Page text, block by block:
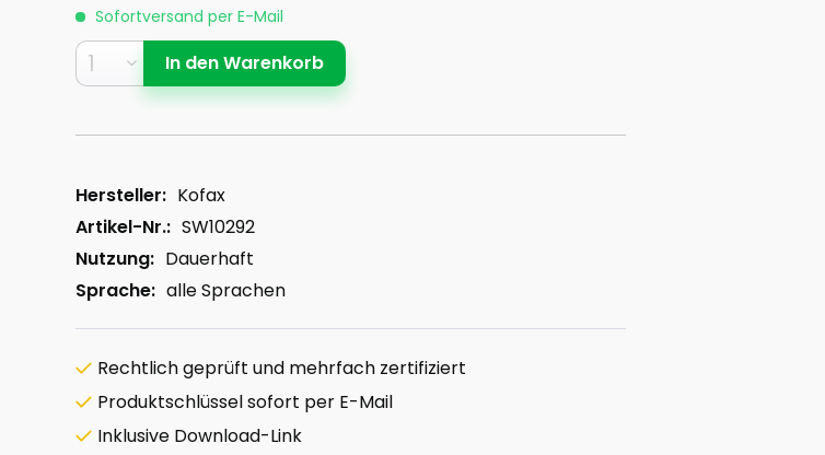
Sofortversand per E-Mail
In denWarenkorb
Hersteller: Kofax
Artikel-Nr.: SW10292
Nutzung: Dauerhaft
Sprache: alle Sprachen
Rechtlich geprüft und mehrfach zertifiziert
Produktschlüssel sofort per E-Mail
Inklusive Download-Link